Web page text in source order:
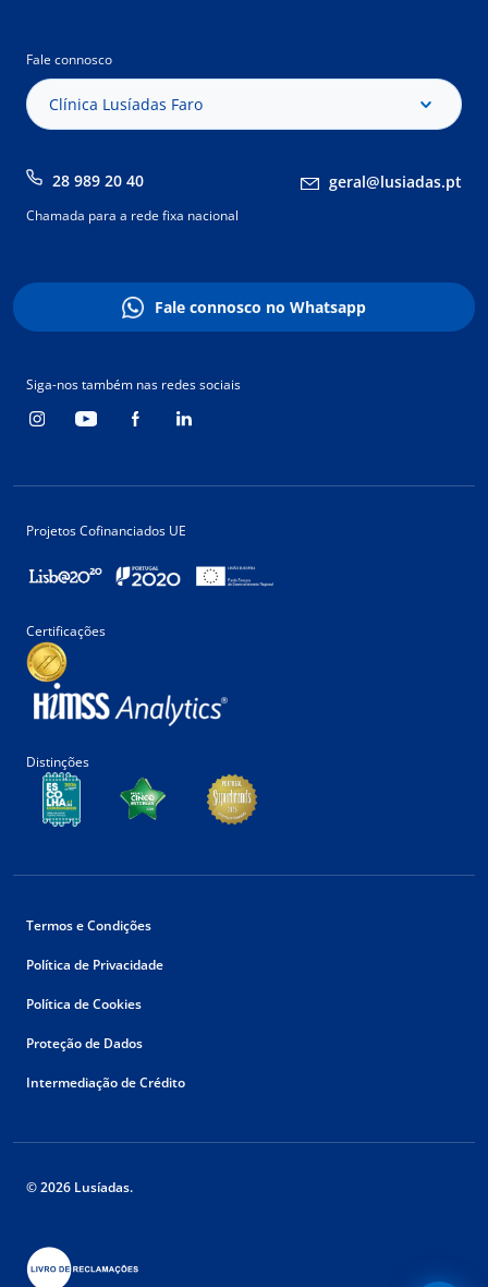
Fale connosco
Clínica Lusíadas Faro
28 989 20 40 geral@lusiadas.pt
Chamada para a rede fixa nacional
Fale connosco no Whatsapp
Siga-nos também nas redes sociais
Projetos Cofinanciados UE
Certificações
Distinções
Termos e Condições
Política de Privacidade
Política de Cookies
Proteção de Dados
Intermediação de Crédito
© 2026 Lusíadas.